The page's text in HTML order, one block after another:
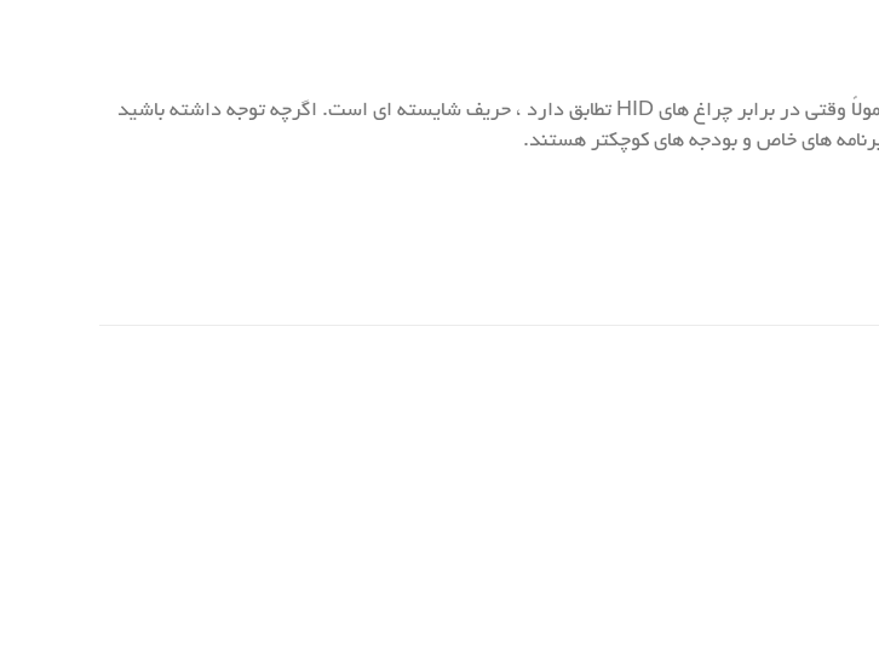
امیدوارم از این اطلاعات بتوانید این جمع آوری را به دست آورید که چراغ LED معمولاً وقتی در برابر چراغ های HID تطابق دارد ، حریف شایسته ای است. اگرچه توجه داشته باشید